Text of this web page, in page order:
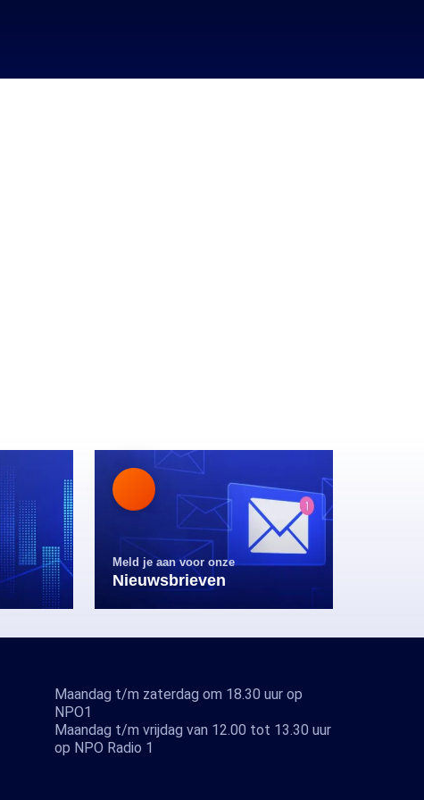
Meld je aan voor onze
Nieuwsbrieven
Maandag t/m zaterdag om 18.30 uur op
NPO1
Maandag t/m vrijdag van 12.00 tot 13.30 uur
op NPO Radio 1